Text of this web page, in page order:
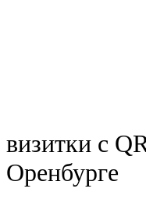
визитки с
Оренбурге